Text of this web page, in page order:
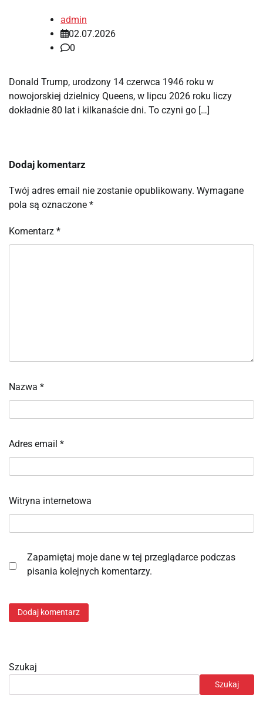
admin
02.07.2026
0
Donald Trump, urodzony 14 czerwca 1946 roku w
nowojorskiej dzielnicy Queens, w lipcu 2026 roku liczy
dokładnie 80 lat i kilkanaście dni. To czyni go […]
Dodaj komentarz
Twój adres email nie zostanie opublikowany. Wymagane
pola są oznaczone *
Komentarz *
Nazwa *
Adres email *
Witryna internetowa
Zapamiętaj moje dane w tej przeglądarce podczas
pisania kolejnych komentarzy.
Szukaj
Szukaj